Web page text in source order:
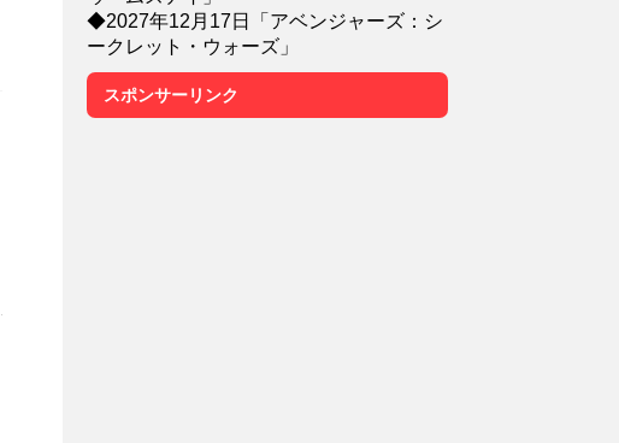
◆2027年12月17日「アベンジャーズ：シ
ークレット・ウォーズ」
スポンサーリンク